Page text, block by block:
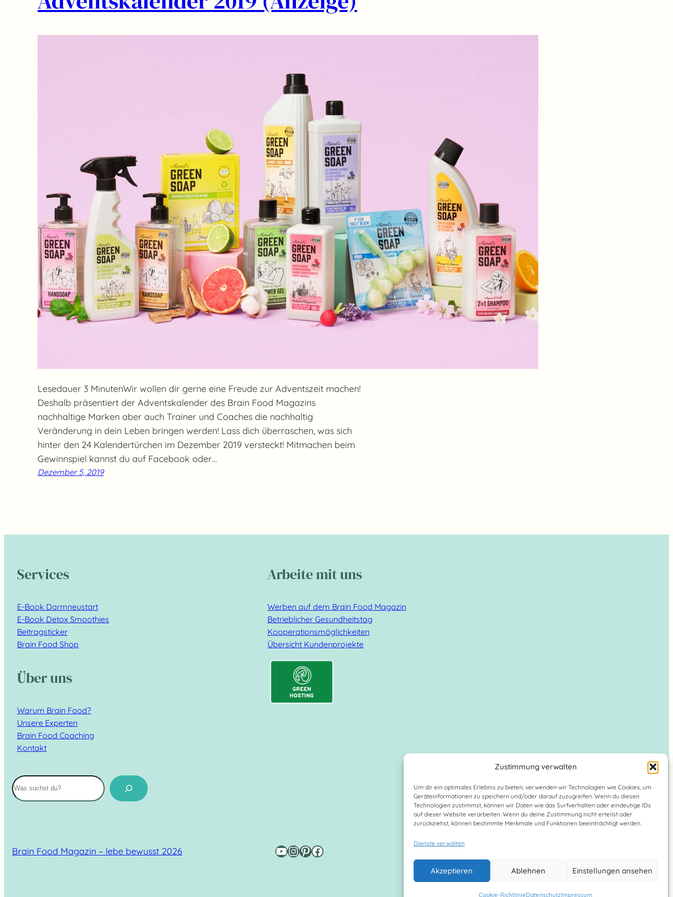
Zustimmung verwalten
Um dir ein optimales Erlebnis zu bieten, verwenden wir Technologien wie Cookies, um
Geräteinformationen zu speichern und/oder darauf zuzugreifen. Wenn du diesen
Technologien zustimmst, können wir Daten wie das Surfverhalten oder eindeutige IDs
auf dieser Website verarbeiten. Wenn du deine Zustimmung nicht erteilst oder
zurückziehst, können bestimmte Merkmale und Funktionen beeinträchtigt werden.
Dienste verwalten
Akzeptieren Ablehnen Einstellungen ansehen
Cookie-RichtlinieDatenschutzImpressum
Lesedauer 3 MinutenWir wollen dir gerne eine Freude zur Adventszeit machen!
Deshalb präsentiert der Adventskalender des Brain Food Magazins
nachhaltige Marken aber auch Trainer und Coaches die nachhaltig
Veränderung in dein Leben bringen werden! Lass dich überraschen, was sich
hinter den 24 Kalendertürchen im Dezember 2019 versteckt! Mitmachen beim
Gewinnspiel kannst du auf Facebook oder…
Dezember 5, 2019
Services
E-Book Darmneustart
E-Book Detox Smoothies
Beitragsticker
Brain Food Shop
Über uns
Warum Brain Food?
Unsere Experten
Brain Food Coaching
Kontakt
Arbeite mit uns
Werben auf dem Brain Food Magazin
Betrieblicher Gesundheitstag
Kooperationsmöglichkeiten
Übersicht Kundenprojekte
Suchen
Brain Food Magazin – lebe bewusst 2026 YouTube
Instagram
Pinterest
Facebook